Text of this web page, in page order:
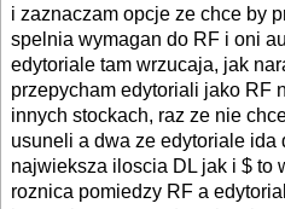
i zaznaczam opcje ze chce by
spelnia wymagan do RF i oni
edytoriale tam wrzucaja, jak
przepycham edytoriali jako RF
innych stockach, raz ze nie
usuneli a dwa ze edytoriale
najwieksza iloscia DL jak i $ to
roznica pomiedzy RF a